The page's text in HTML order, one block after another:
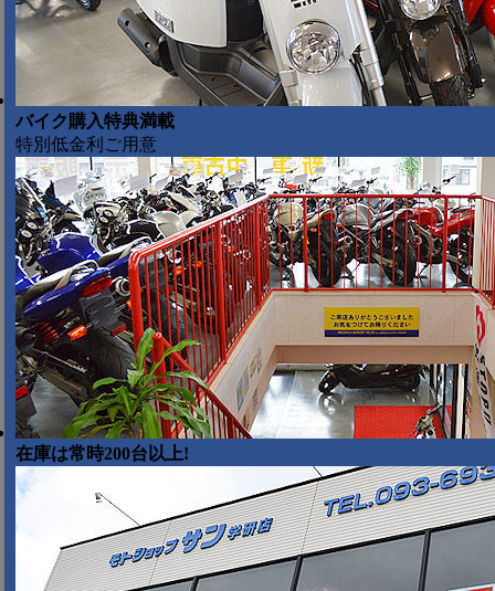
バイク購入特典満載
特別低金利ご用意
在庫は常時200台以上!